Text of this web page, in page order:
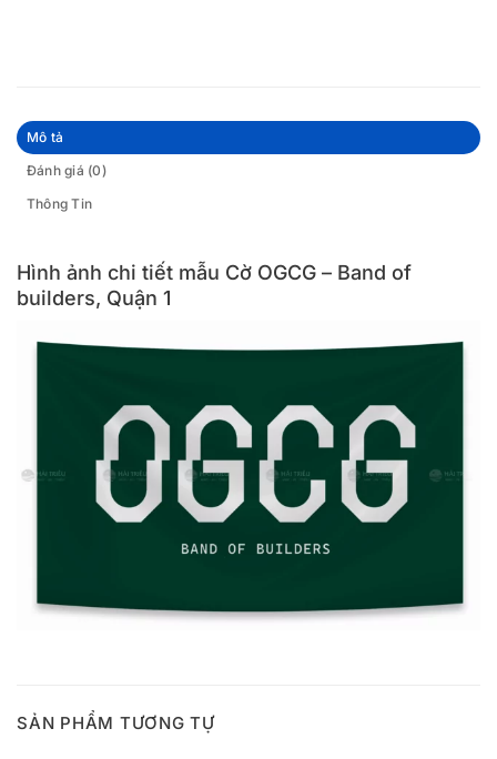
Mô tả
Đánh giá (0)
Thông Tin
Hình ảnh chi tiết mẫu Cờ OGCG – Band of
builders, Quận 1
SẢN PHẨM TƯƠNG TỰ